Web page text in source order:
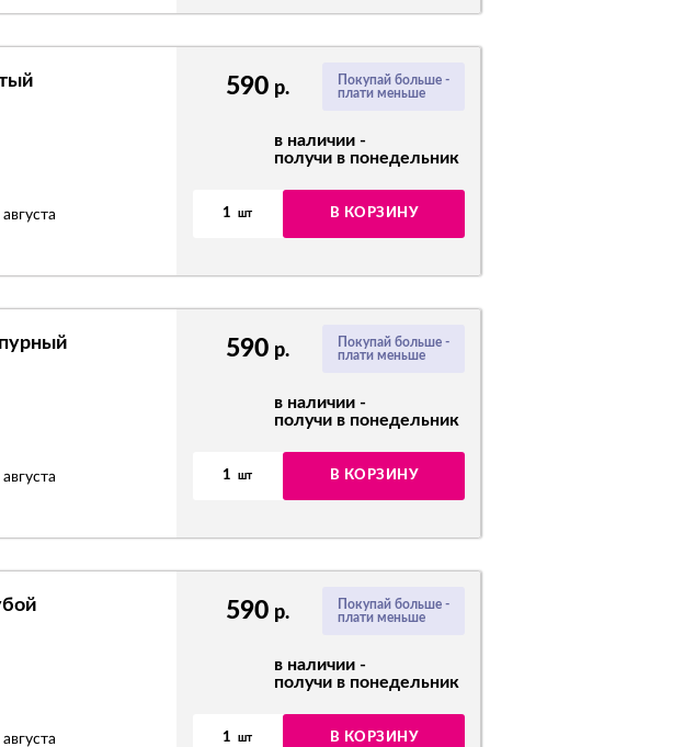
Покупай больше -
плати меньше
590 р.
в наличии -
получи в понедельник
1 шт В КОРЗИНУ
Покупай больше -
плати меньше
590 р.
в наличии -
получи в понедельник
1 шт В КОРЗИНУ
Покупай больше -
плати меньше
590 р.
в наличии -
получи в понедельник
1 шт В КОРЗИНУ